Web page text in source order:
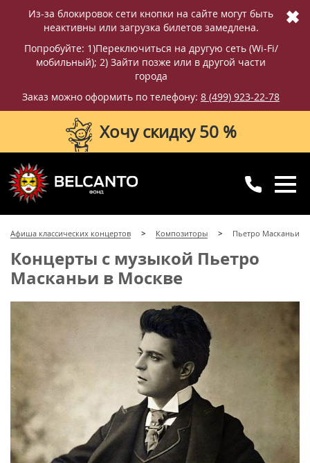
Из-за блокировок сети кнопки на сайте могут быть
неактивны или загрузка билетов замедлена.
Попробуйте: 1)Переключиться на другую сеть (Wi-Fi/
мобильный); 2) Зайти позже или в другой части
города
Заказ можно оформить по телефону: 8 (499) 923-22-78
✖
Хочу скидку 50 %
8 (499) 923-22-78
8 (800) 770-09-71
для регионов
Афиша классических концертов Композиторы Пьетро Масканьи
Концерты с музыкой Пьетро
Масканьи в Москве